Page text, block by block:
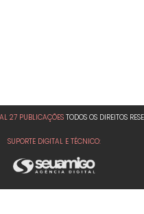
27 PUBLICAÇÕES TODOS OS DIREITOS
SUPORTE DIGITAL E TÉCNICO: